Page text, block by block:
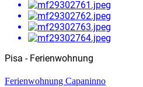
Pisa - Ferienwohnung
Ferienwohnung Capaninno